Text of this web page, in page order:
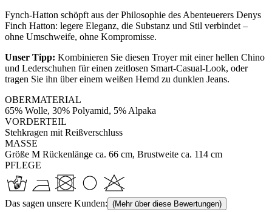
Fynch-Hatton schöpft aus der Philosophie des Abenteuerers Denys
Finch Hatton: legere Eleganz, die Substanz und Stil verbindet –
ohne Umschweife, ohne Kompromisse.
Unser Tipp: Kombinieren Sie diesen Troyer mit einer hellen Chino
und Lederschuhen für einen zeitlosen Smart-Casual-Look, oder
tragen Sie ihn über einem weißen Hemd zu dunklen Jeans.
OBERMATERIAL
65% Wolle, 30% Polyamid, 5% Alpaka
VORDERTEIL
Stehkragen mit Reißverschluss
MASSE
Größe M Rückenlänge ca. 66 cm, Brustweite ca. 114 cm
PFLEGE
Das sagen unsere Kunden: (Mehr über diese Bewertungen)